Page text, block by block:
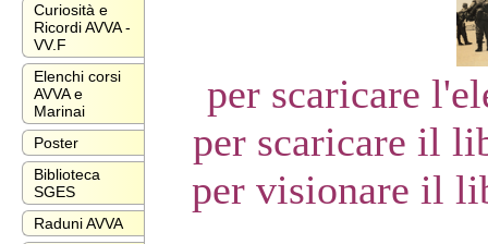
Curiosità e
Ricordi AVVA -
VV.F
Elenchi corsi
AVVA e
Marinai
Poster
Biblioteca
SGES
Raduni AVVA
per scaricare
per scaricare il
per visionare il